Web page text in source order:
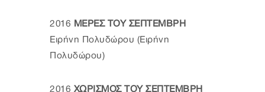
2016 ΜΕΡΕΣ ΤΟΥ ΣΕΠΤΕΜΒΡΗ
Ειρήνη Πολυδώρου (Ειρήνη
Πολυδώρου)
2016 ΧΩΡΙΣΜΟΣ ΤΟΥ ΣΕΠΤΕΜΒΡΗ